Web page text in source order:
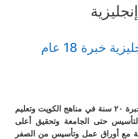
خبرة 18 عام
مدرسة لغة إنجليزية خبرة ٢٠ سنة في مناهج الكويت وتعليم
التأسيس حتى الجامعة وتحقيق أعلى
مع أوراق عمل وتأسيس من الصفر